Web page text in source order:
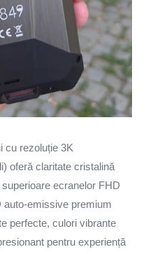
cu rezoluție 3K
oferă claritate cristalină
ecranelor FHD
auto-emissive premium
perfecte, culori vibrante
pentru experiență